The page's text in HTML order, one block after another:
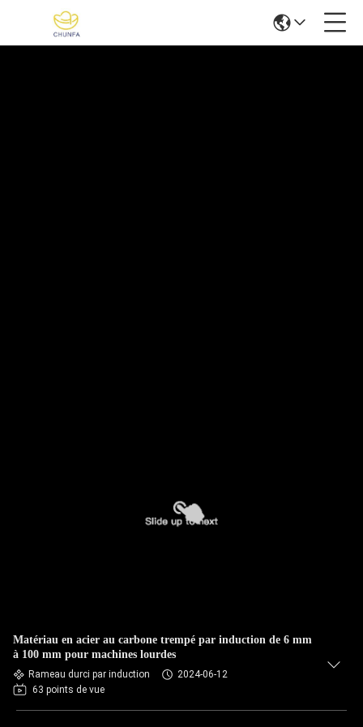
Matériau en acier au carbone trempé par induction de 6 mm
à 100 mm pour machines lourdes
Rameau durci par induction
2024-06-12
63 points de vue